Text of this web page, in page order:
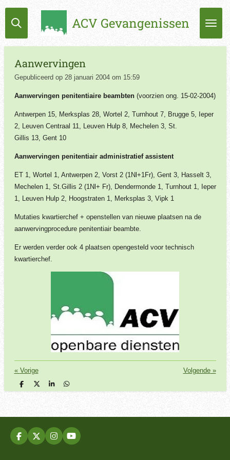
Ga
direct
de
hoofdinhoud
ACV Gevangenissen
Aanwervingen
Gepubliceerd op 28 januari 2004 om 15:59
Aanwervingen penitentiaire beambten (voorzien ong. 15-02-2004)
Antwerpen 15, Merksplas 28, Wortel 2, Turnhout 7, Brugge 5, Ieper
2, Leuven Centraal 11, Leuven Hulp 8, Mechelen 3, St.
Gillis 13, Gent 10
Aanwervingen penitentiair administratief assistent
ET 1, Wortel 1, Antwerpen 2, Vorst 2 (1Nl+1Fr), Gent 3, Hasselt 3,
Mechelen 1,
St.Gillis 2 (1Nl+ Fr),
Dendermonde 1, Turnhout 1, Ieper
1, Leuven Hulp 2, Hoogstraten 1, Merksplas 3, Vipk 1
Mutaties kwartierchef + openstellen van nieuwe plaatsen na de
aanwervingprocedure penitentiair beambte.
Er werden verder ook 4 plaatsen opengesteld voor technisch
kwartierchef.
« Vorige Volgende»
D
e
D
e
S
h
D
e
F
a
X
I
n
Y
o